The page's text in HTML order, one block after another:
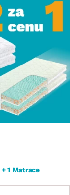
+ 1 Matrace